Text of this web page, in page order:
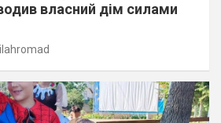
власний дім силами